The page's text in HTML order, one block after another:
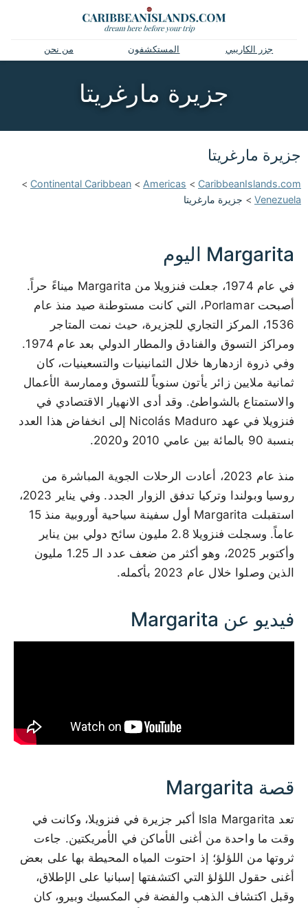
جزر الكاريبي المستكشفون من نحن
جزيرة مارغريتا
جزيرة مارغريتا
CaribbeanIslands.com
>
Americas
>
Continental Caribbean
>
Venezuela
> جزيرة مارغريتا
Margarita اليوم
في عام 1974، جعلت فنزويلا من Margarita ميناءً حراً.
أصبحت Porlamar، التي كانت مستوطنة صيد منذ عام
1536، المركز التجاري للجزيرة، حيث نمت المتاجر
ومراكز التسوق والفنادق والمطار الدولي بعد عام 1974.
وفي ذروة ازدهارها خلال الثمانينيات والتسعينيات، كان
ثمانية ملايين زائر يأتون سنوياً للتسوق وممارسة الأعمال
والاستمتاع بالشواطئ. وقد أدى الانهيار الاقتصادي في
فنزويلا في عهد Nicolás Maduro إلى انخفاض هذا العدد
بنسبة 90 بالمائة بين عامي 2010 و2020.
منذ عام 2023، أعادت الرحلات الجوية المباشرة من
روسيا وبولندا وتركيا تدفق الزوار الجدد. وفي يناير 2023،
استقبلت Margarita أول سفينة سياحية أوروبية منذ 15
عاماً. وسجلت فنزويلا 2.8 مليون سائح دولي بين يناير
وأكتوبر 2025، وهو أكثر من ضعف عدد الـ 1.25 مليون
الذين وصلوا خلال عام 2023 بأكمله.
فيديو عن Margarita
قصة Margarita
تعد Isla Margarita أكبر جزيرة في فنزويلا، وكانت في
وقت ما واحدة من أغنى الأماكن في الأمريكتين. جاءت
ثروتها من اللؤلؤ؛ إذ احتوت المياه المحيطة بها على بعض
أغنى حقول اللؤلؤ التي اكتشفتها إسبانيا على الإطلاق،
وقبل اكتشاف الذهب والفضة في المكسيك وبيرو، كان